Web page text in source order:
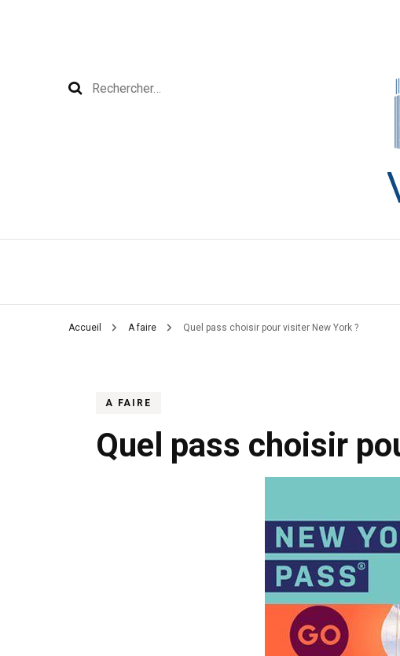
Rechercher :
Accueil A faire Quel pass choisir pour visiter New York ?
A FAIRE
Quel pass choisir